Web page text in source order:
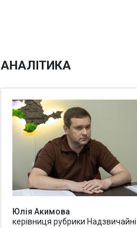
АНАЛІТИКА
Юлія Акимова
керівниця рубрики Надзвичайні